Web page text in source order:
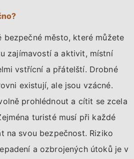
bezpečné město, které můžete
zajímavostí a aktivit, místní
vstřícní a přátelští. Drobné
existují, ale jsou vzácné.
prohlédnout a cítit se zcela
turisté musí při každé
na svou bezpečnost. Riziko
a ozbrojených útoků je v